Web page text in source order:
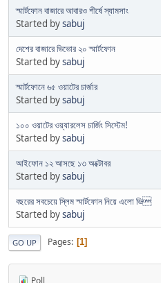
স্মার্টফোন বাজারে আবারও শীর্ষে স্যামসাং
Started bysabuj
দেশের বাজারে ভিভোর ২০ স্মার্টফোন
Started bysabuj
স্মার্টফোনে ৬৫ ওয়াটের চার্জার
Started bysabuj
১০০ ওয়াটের ওয়্যারলেস চার্জিং সিস্টেম!
Started bysabuj
আইফোন ১২ আসছে ১৩ অক্টোবর
Started bysabuj
বছরের সবচেয়ে স্লিম স্মার্টফোন নিয়ে এলো ভি
Started bysabuj
GO UP Pages 1
Poll